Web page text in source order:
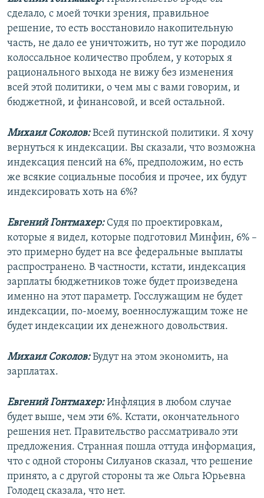
сделало, с моей точки зрения, правильное
решение, то есть восстановило накопительную
часть, не дало ее уничтожить, но тут же породило
колоссальное количество проблем, у которых я
рационального выхода не вижу без изменения
всей этой политики, о чем мы с вами говорим, и
бюджетной, и финансовой, и всей остальной.
Михаил Соколов:Всей путинской политики. Я хочу
вернуться к индексации. Вы сказали, что возможна
индексация пенсий на 6%, предположим, но есть
же всякие социальные пособия и прочее, их будут
индексировать хоть на 6%?
Евгений Гонтмахер: Судя по проектировкам,
которые я видел, которые подготовил Минфин, 6% –
это примерно будет на все федеральные выплаты
распространено. В частности, кстати, индексация
зарплаты бюджетников тоже будет произведена
именно на этот параметр. Госслужащим не будет
индексации, по-моему, военнослужащим тоже не
будет индексации их денежного довольствия.
Михаил Соколов:Будут на этом экономить, на
зарплатах.
Евгений Гонтмахер:Инфляция в любом случае
будет выше, чем эти 6%. Кстати, окончательного
решения нет. Правительство рассматривало эти
предложения. Странная пошла оттуда информация,
что с одной стороны Силуанов сказал, что решение
принято, а с другой стороны та же Ольга Юрьевна
Голодец сказала, что нет.